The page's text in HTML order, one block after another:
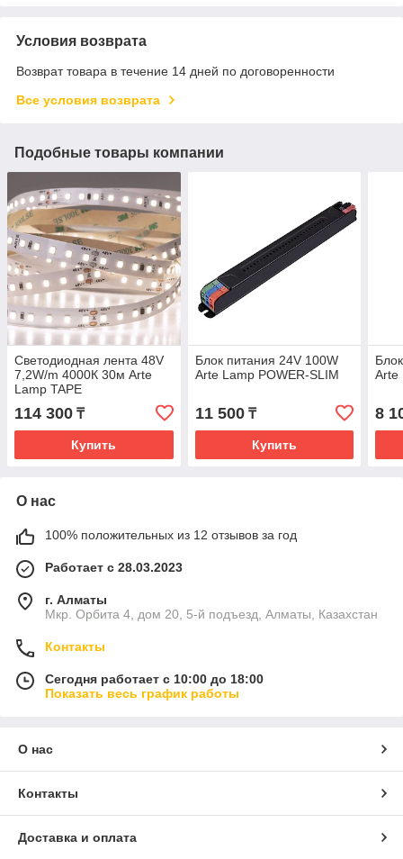
Условия возврата
Возврат товара в течение 14 дней по договоренности
Все условия возврата
Подобные товары компании
Светодиодная лента 48V
7,2W/m 4000К 30м Arte
Lamp TAPE
114 300 ₸
Купить
Блок питания 24V 100W
Arte Lamp POWER-SLIM
11 500₸
Купить
Arte
8
О нас
100% положительных из 12 отзывов за год
Работает с 28.03.2023
г. Алматы
Мкр. Орбита 4, дом 20, 5-й подъезд, Алматы, Казахстан
Контакты
Сегодня работает с 10:00 до 18:00
Показать весь график работы
О нас
Контакты
Доставка и оплата